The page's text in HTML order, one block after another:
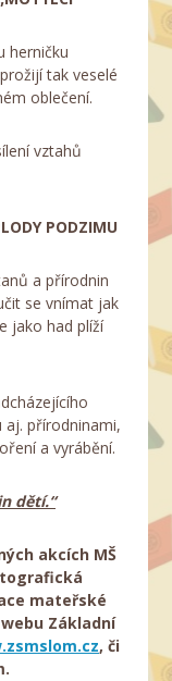
herničku
tak veselé
oblečení.
vztahů
PODZIMU
a přírodnin
se vnímat jak
jako had plíží
aj. přírodninami,
a vyrábění.
dětí.“
akcích MŠ
mateřské
Základní
, či